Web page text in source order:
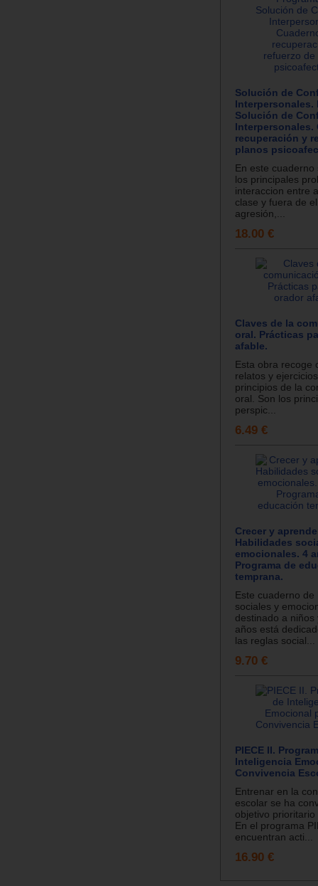
Solución de
Interpersonales.
Solución de
Interpersonales.
recuperación y
planos
En este cuaderno
los principales
interaccion entre
clase y fuera de
agresión,...
18.00 €
Claves de la
oral. Prácticas
afable.
Esta obra recoge
relatos y
principios de la
oral. Son los
perspic...
6.49 €
Crecer y
Habilidades
emocionales. 4
Programa de
temprana.
Este cuaderno de
sociales y
destinado a niños
años está
las reglas social...
9.70 €
PIECE II.
Inteligencia
Convivencia
Entrenar en la
escolar se ha
objetivo
En el programa
encuentran acti...
16.90 €